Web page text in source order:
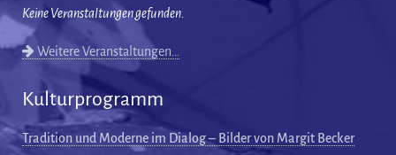
Keine Veranstaltungen gefunden.
Weitere Veranstaltungen…
Kulturprogramm
Tradition und Moderne im Dialog – Bilder von Margit Becker